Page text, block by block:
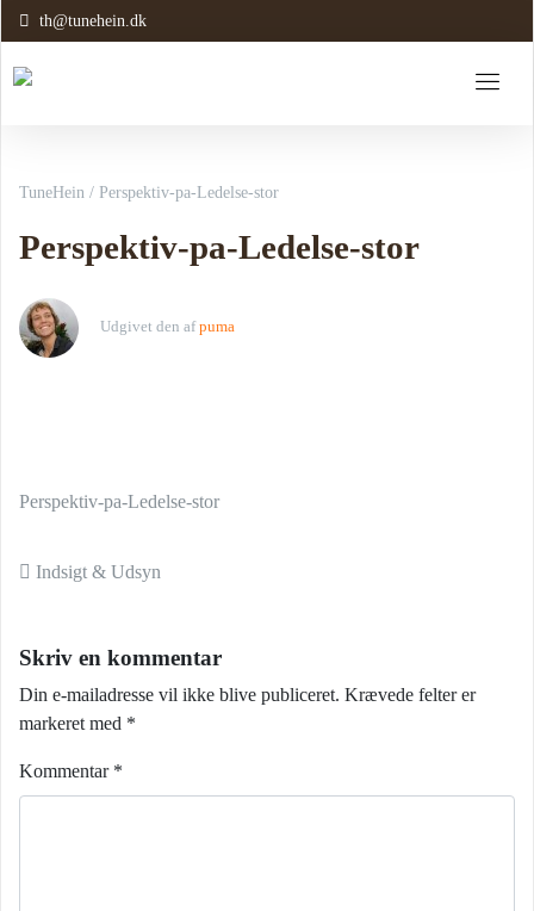
th@tunehein.dk
TuneHein / Perspektiv-pa-Ledelse-stor
Perspektiv-pa-Ledelse-stor
Udgivet den af puma
Perspektiv-pa-Ledelse-stor
Indlæg navigation
Indsigt & Udsyn
Skriv en kommentar
Din e-mailadresse vil ikke blive publiceret. Krævede felter er
markeret med *
Kommentar *